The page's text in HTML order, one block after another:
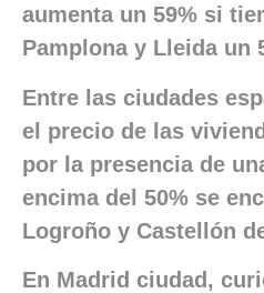
aumenta un 59% si
Pamplona y Lleida un
Entre las ciudades
el precio de las
por la presencia de
encima del 50% se
Logroño y Castellón
En Madrid ciudad,